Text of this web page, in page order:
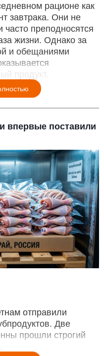
рационе как
завтрака. Они не
часто преподносятся
жизни. Однако за
и обещаниями
продукт.
впервые поставили
отправили
Две
прошли строгий